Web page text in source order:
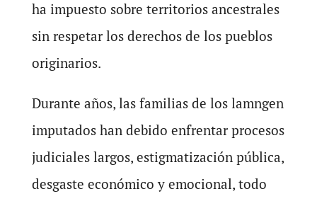
ha impuesto sobre territorios ancestrales
sin respetar los derechos de los pueblos
originarios.
Durante años, las familias de los lamngen
imputados han debido enfrentar procesos
judiciales largos, estigmatización pública,
desgaste económico y emocional, todo